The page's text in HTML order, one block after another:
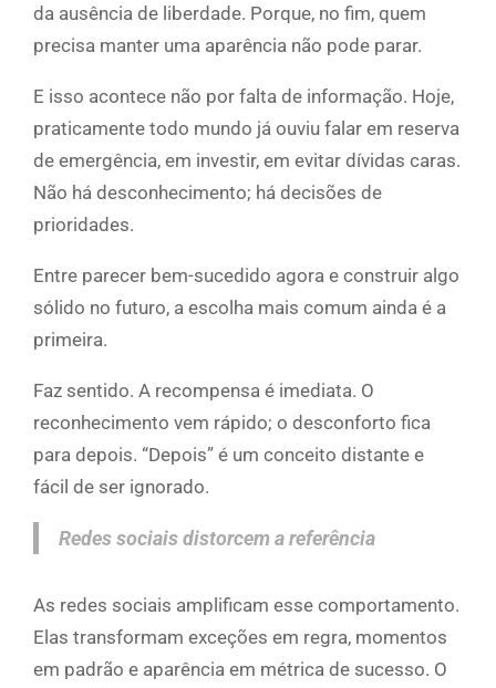
da ausência de liberdade. Porque, no fim, quem
precisa manter uma aparência não pode parar.
E isso acontece não por falta de informação. Hoje,
praticamente todo mundo já ouviu falar em reserva
de emergência, em investir, em evitar dívidas caras.
Não há desconhecimento; há decisões de
prioridades.
Entre parecer bem-sucedido agora e construir algo
sólido no futuro, a escolha mais comum ainda é a
primeira.
Faz sentido. A recompensa é imediata. O
reconhecimento vem rápido; o desconforto fica
para depois. “Depois” é um conceito distante e
fácil de ser ignorado.
Redes sociais distorcem a referência
As redes sociais amplificam esse comportamento.
Elas transformam exceções em regra, momentos
em padrão e aparência em métrica de sucesso. O